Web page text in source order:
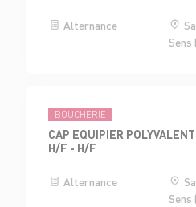
Alternance
Sens
BOUCHERIE
CAP EQUIPIER
H/F - H/F
Alternance
Sens